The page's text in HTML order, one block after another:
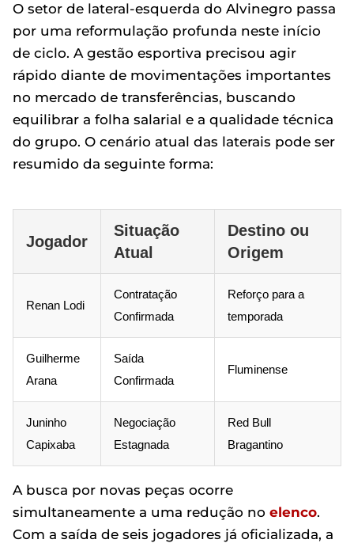
O setor de lateral-esquerda do Alvinegro passa
por uma reformulação profunda neste início
de ciclo. A gestão esportiva precisou agir
rápido diante de movimentações importantes
no mercado de transferências, buscando
equilibrar a folha salarial e a qualidade técnica
do grupo. O cenário atual das laterais pode ser
resumido da seguinte forma:
Jogador
Situação
Atual
Destino ou
Origem
Renan Lodi
Contratação
Confirmada
Reforço para a
temporada
Guilherme
Arana
Saída
Confirmada
Fluminense
Juninho
Capixaba
Negociação
Estagnada
Red Bull
Bragantino
A busca por novas peças ocorre
simultaneamente a uma redução no elenco.
Com a saída de seis jogadores já oficializada, a